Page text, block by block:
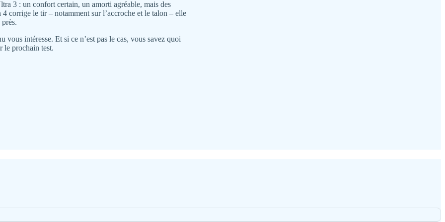
3 : un confort certain, un amorti agréable, mais des
corrige le tir – notamment sur l’accroche et le talon – elle
vous intéresse. Et si ce n’est pas le cas, vous savez quoi
le prochain test.